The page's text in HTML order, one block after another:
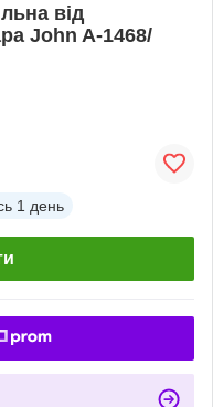
від
John A-1468/
1 день